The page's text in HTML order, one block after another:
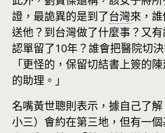
證，最詭異的是到了台灣來，
送他？到台灣做了什麼事？又
認單留了10年？誰會把醫院切
「更怪的，保留切結書上簽的
的助理。」
名嘴黃世聰則表示，據自己了
小三）會約在第三地，但有一